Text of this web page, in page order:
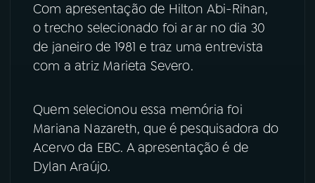
ACOMPANHE A RÁDIO NACIONAL
YouTube Facebook
Com apresentação de Hilton Abi-Rihan,
o trecho selecionado foi ar ar no dia 30
de janeiro de 1981 e traz uma entrevista
com a atriz Marieta Severo.
Quem selecionou essa memória foi
Mariana Nazareth, que é pesquisadora do
Acervo da EBC. A apresentação é de
Dylan Araújo.